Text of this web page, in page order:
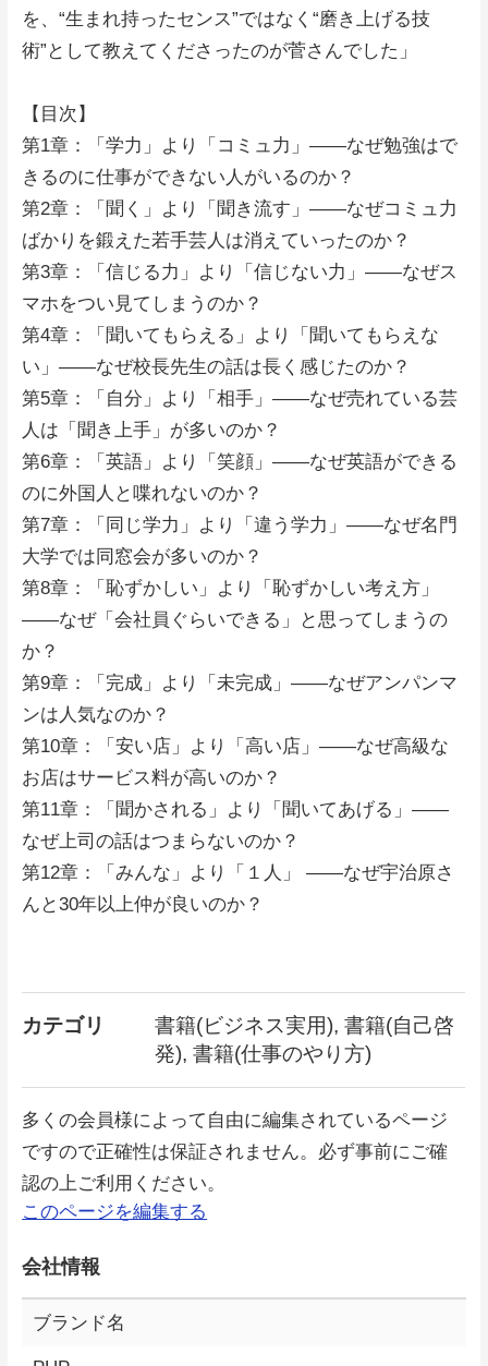
を、“生まれ持ったセンス”ではなく“磨き上げる技
術”として教えてくださったのが菅さんでした」
【目次】
第1章：「学力」より「コミュ力」――なぜ勉強はで
きるのに仕事ができない人がいるのか？
第2章：「聞く」より「聞き流す」――なぜコミュ力
ばかりを鍛えた若手芸人は消えていったのか？
第3章：「信じる力」より「信じない力」――なぜス
マホをつい見てしまうのか？
第4章：「聞いてもらえる」より「聞いてもらえな
い」――なぜ校長先生の話は長く感じたのか？
第5章：「自分」より「相手」――なぜ売れている芸
人は「聞き上手」が多いのか？
第6章：「英語」より「笑顔」――なぜ英語ができる
のに外国人と喋れないのか？
第7章：「同じ学力」より「違う学力」――なぜ名門
大学では同窓会が多いのか？
第8章：「恥ずかしい」より「恥ずかしい考え方」
――なぜ「会社員ぐらいできる」と思ってしまうの
か？
第9章：「完成」より「未完成」――なぜアンパンマ
ンは人気なのか？
第10章：「安い店」より「高い店」――なぜ高級な
お店はサービス料が高いのか？
第11章：「聞かされる」より「聞いてあげる」――
なぜ上司の話はつまらないのか？
第12章：「みんな」より「１人」 ――なぜ宇治原さ
んと30年以上仲が良いのか？
カテゴリ
書籍(ビジネス実用), 書籍(自己啓
発), 書籍(仕事のやり方)
多くの会員様によって自由に編集されているページ
ですので正確性は保証されません。必ず事前にご確
認の上ご利用ください。
このページを編集する
会社情報
ブランド名